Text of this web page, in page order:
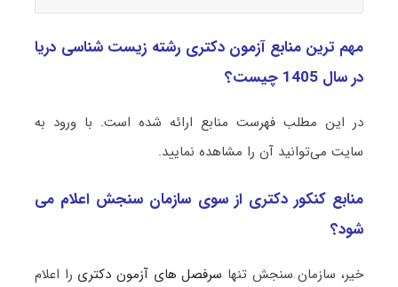
مهم ترین منابع آزمون دکتری رشته زیست ‌شناسی دریا
در سال 1405 چیست؟
در این مطلب فهرست منابع ارائه شده است. با ورود به
سایت می‌توانید آن را مشاهده نمایید.
منابع کنکور دکتری از سوی سازمان سنجش اعلام می
شود؟
خیر، سازمان سنجش تنها سرفصل های آزمون دکتری را اعلام